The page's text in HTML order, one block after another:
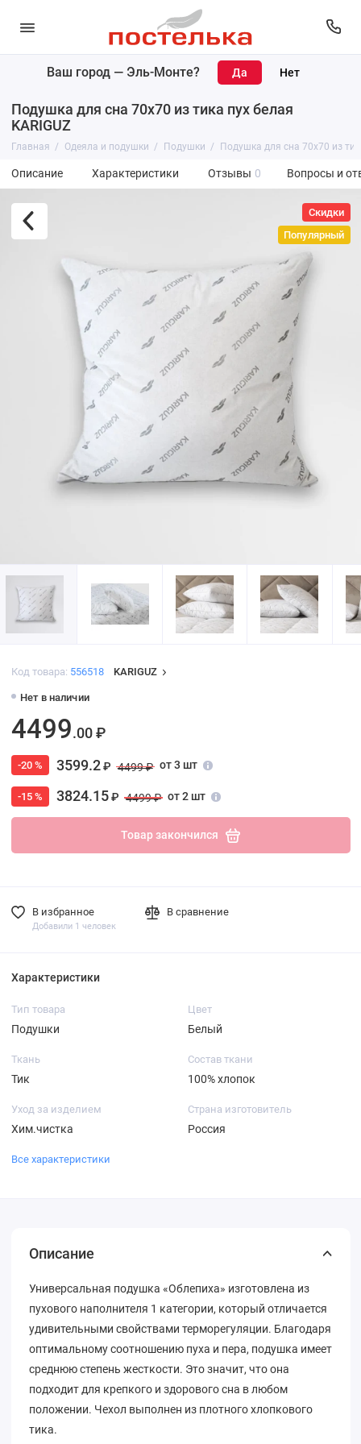
Ваш город — Эль-Монте?
Подушка для сна 70х70 из тика пух белая
KARIGUZ
Главная Одеяла и подушки Подушки Подушка для сна 70х70 из
Описание Характеристики Отзывы 0 Вопросы и
Скидки
Популярный
Код товара: 556518 KARIGUZ
Нет в наличии
4499.00 ₽
-20 % 3599.2₽ 4499 ₽ от 3 шт
-15 % 3824.15₽ 4499 ₽ от 2 шт
Товар закончился
В избранное
Добавили 1 человек
В сравнение
Характеристики
Тип товара
Подушки
Цвет
Белый
Ткань
Тик
Состав ткани
100% хлопок
Уход за изделием
Хим.чистка
Страна изготовитель
Россия
Все характеристики
Описание
Универсальная подушка «Облепиха» изготовлена из
пухового наполнителя 1 категории, который отличается
удивительными свойствами терморегуляции. Благодаря
оптимальному соотношению пуха и пера, подушка имеет
среднюю степень жесткости. Это значит, что она
подходит для крепкого и здорового сна в любом
положении. Чехол выполнен из плотного хлопкового
тика.